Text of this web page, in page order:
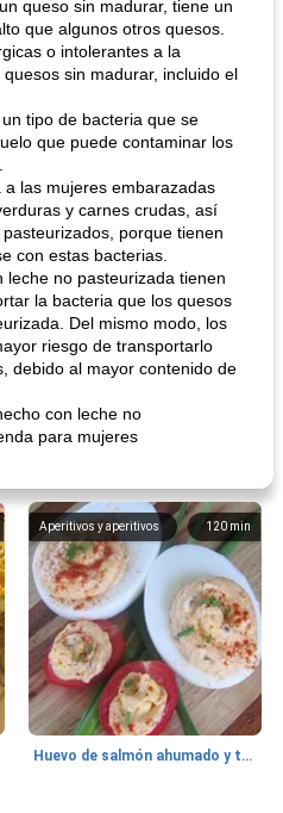
queso sin madurar, tiene un
que algunos otros quesos.
o intolerantes a la
sin madurar, incluido el
tipo de bacteria que se
que puede contaminar los
las mujeres embarazadas
y carnes crudas, así
porque tienen
con estas bacterias.
leche no pasteurizada tienen
la bacteria que los quesos
Del mismo modo, los
riesgo de transportarlo
debido al mayor contenido de
con leche no
para mujeres
120 min
Aperitivos y aperitivos
Huevo de salmón ahumado y tomates rellenos.